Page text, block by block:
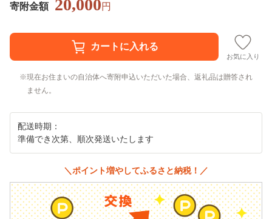
寄附金額 20,000円
お気に入り
現在お住まいの自治体へ寄附申込いただいた場合、返礼品は贈答され
ません。
配送時期：
準備でき次第、順次発送いたします
＼ポイント増やしてふるさと納税！／